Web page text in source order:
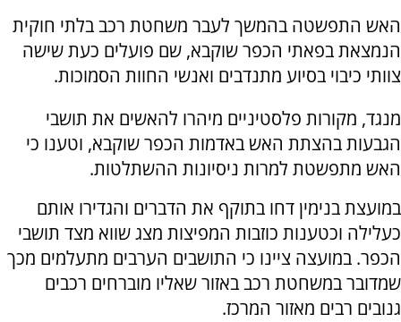
האש התפשטה בהמשך לעבר משחטת רכב בלתי חוקית
הנמצאת בפאתי הכפר שוקבא, שם פועלים כעת שישה
צוותי כיבוי בסיוע מתנדבים ואנשי החוות הסמוכות.
מנגד, מקורות פלסטיניים מיהרו להאשים את תושבי
הגבעות בהצתת האש באדמות הכפר שוקבא, וטענו כי
האש מתפשטת למרות ניסיונות ההשתלטות.
במועצת בנימין דחו בתוקף את הדברים והגדירו אותם
כעלילה וכטענות כוזבות המפיצות מצג שווא מצד תושבי
הכפר. במועצה ציינו כי התושבים הערבים מתעלמים מכך
שמדובר במשחטת רכב באזור שאליו מוברחים רכבים
גנובים רבים מאזור המרכז.